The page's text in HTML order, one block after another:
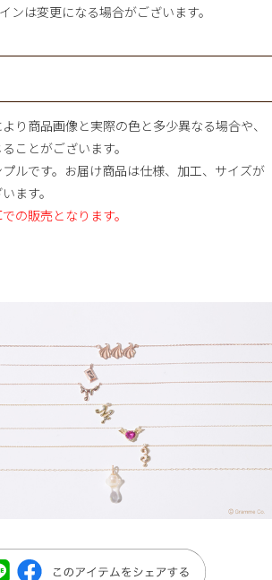
ンは変更になる場合がございます。
り商品画像と実際の色と多少異なる場合や、
ことがございます。
ルです。お届け商品は仕様、加工、サイズが
ます。
の販売となります。